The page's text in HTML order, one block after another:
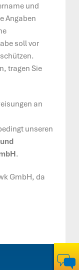
und
Angaben
soll vor
tragen Sie
an
unseren
.
GmbH, da